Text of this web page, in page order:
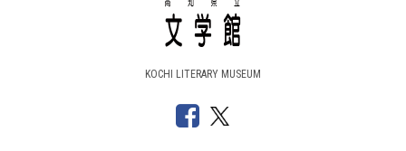
KOCHI LITERARY MUSEUM